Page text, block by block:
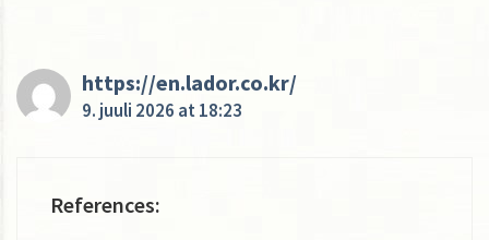
https://en.lador.co.kr/
9. juuli 2026 at 18:23
References: